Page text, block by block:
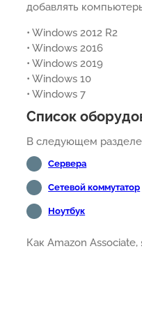
добавлять
• Windows 2012 R2
• Windows 2016
• Windows 2019
• Windows 10
• Windows 7
Список
В следующем разделе
Сервера
Сетевой коммутатор
Ноутбук
Как Amazon